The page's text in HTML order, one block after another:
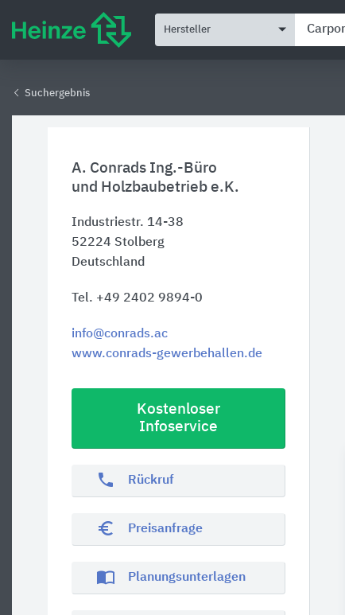
Hersteller
Suchergebnis
A. Conrads Ing.-Büro
und Holzbaubetrieb e.K.
Industriestr. 14-38
52224 Stolberg
Deutschland
Tel. +49 2402 9894-0
info@conrads.ac
www.conrads-gewerbehallen.de
Kostenloser
Infoservice
phone Rückruf
euro_symbol Preisanfrage
import_contacts Planungsunterlagen